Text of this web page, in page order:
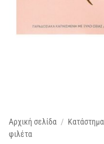
Αρχική σελίδα / Κατάστημα
φιλέτα